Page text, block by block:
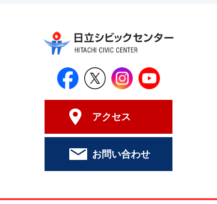
日立シビックセンター公式
日立シビックセンター
日立シビックセ
アクセス
お問い合わせ